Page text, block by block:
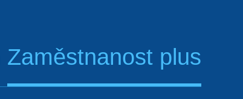
Zaměstnanost plus